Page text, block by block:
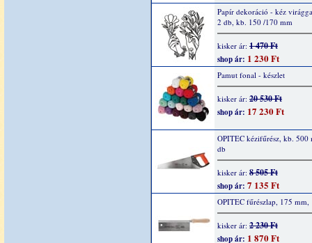
Papír dekoráció - kéz
2 db, kb. 150 /170 mm
kisker ár: 1 470 Ft
shop ár: 1 230 Ft
Pamut fonal - készlet
kisker ár: 20 530 Ft
shop ár: 17 230 Ft
OPITEC kézifűrész, kb. 500
db
kisker ár: 8 505 Ft
shop ár: 7 135 Ft
OPITEC fűrészlap, 175 mm,
kisker ár: 2 230 Ft
shop ár: 1 870 Ft